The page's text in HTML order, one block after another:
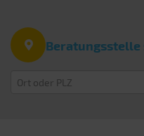
Beratungsstelle